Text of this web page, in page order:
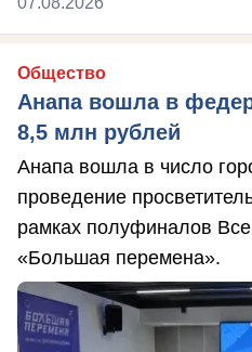
Общество
Анапа вошла в
8,5 млн рублей
Анапа вошла в число
проведение
рамках полуфиналов
«Большая перемена».